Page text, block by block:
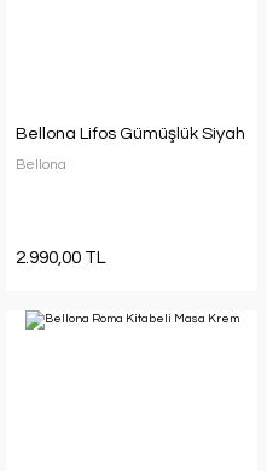
Bellona Lifos Gümüşlük Siyah
Bellona
2.990,00 TL